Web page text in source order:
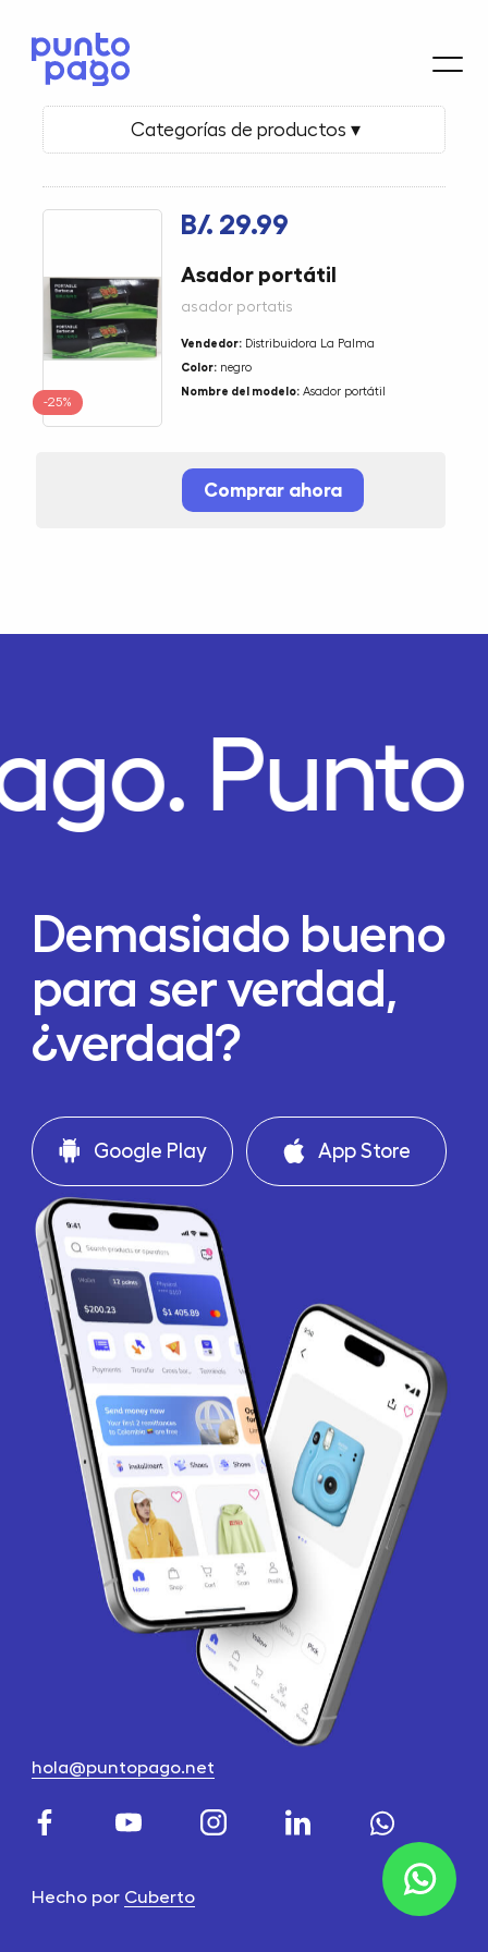
Categorías de productos ▾
-25%
B/. 29.99
Asador portátil
asador portatis
Vendedor: Distribuidora La Palma
Color: negro
Nombre del modelo: Asador portátil
Comprar ahora
Demasiado bueno
para ser verdad,
¿verdad?
Google Play App Store
hola@puntopago.net
Hecho por Cuberto